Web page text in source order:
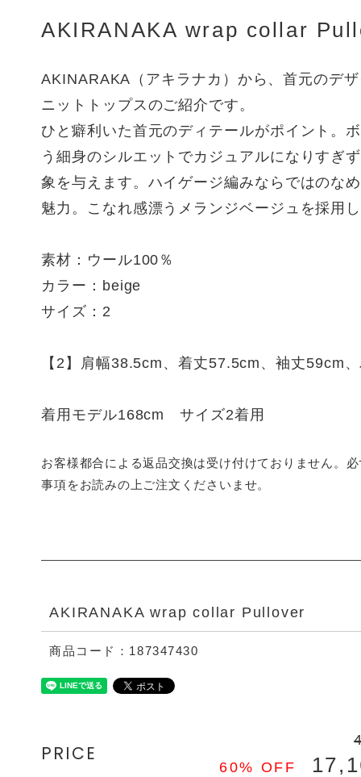
AKIRANAKA wrap collar
AKINARAKA（アキラナカ）から、首元のデ
ニットトップスのご紹介です。
ひと癖利いた首元のディテールがポイント。
う細身のシルエットでカジュアルになりすぎ
象を与えます。ハイゲージ編みならではのな
魅力。こなれ感漂うメランジベージュを採用
素材：ウール100％
カラー：beige
サイズ：2
【2】肩幅38.5cm、着丈57.5cm、袖丈59cm
着用モデル168cm サイズ2着用
お客様都合による返品交換は受け付けておりません。
事項をお読みの上ご注文くださいませ。
AKIRANAKA wrap collar Pullover
商品コード：187347430
PRICE
60% OFF